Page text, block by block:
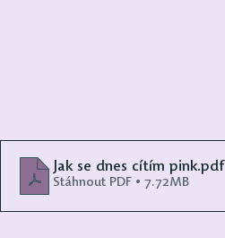
Jak se dnes cítím pink.pdf
Stáhnout PDF • 7.72MB